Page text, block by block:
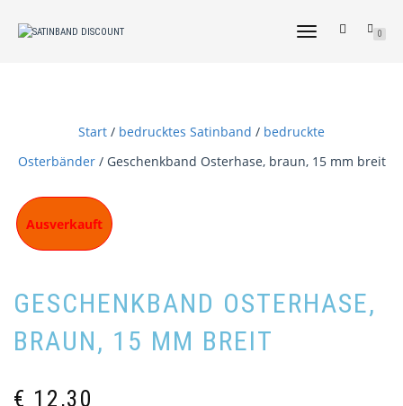
NAVIGATION
0
Start / bedrucktes Satinband / bedruckte
Osterbänder/ Geschenkband Osterhase, braun, 15 mm breit
Ausverkauft
GESCHENKBAND OSTERHASE,
BRAUN, 15 MM BREIT
€ 12,30